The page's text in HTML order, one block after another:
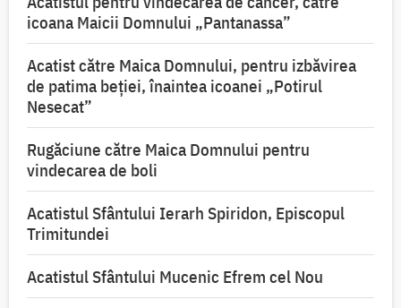
icoana Maicii Domnului „Pantanassa”
Acatist către Maica Domnului, pentru izbăvirea
de patima beției, înaintea icoanei „Potirul
Nesecat”
Rugăciune către Maica Domnului pentru
vindecarea de boli
Acatistul Sfântului Ierarh Spiridon, Episcopul
Trimitundei
Acatistul Sfântului Mucenic Efrem cel Nou